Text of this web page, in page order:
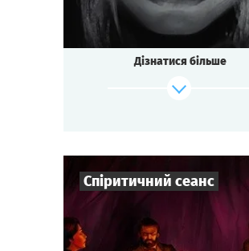
Зіграти Дивитися
Дізнатися більше
Спіритичний сеанс
Гравців